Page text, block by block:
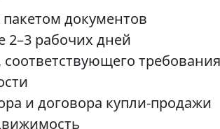
документов
2–3 рабочих дней
и договора купли-продажи